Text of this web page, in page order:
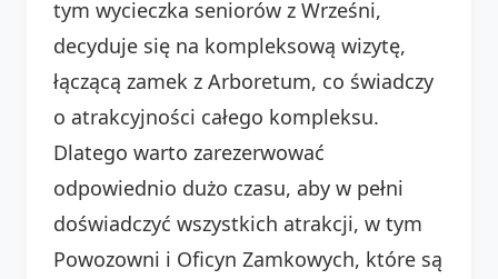
tym wycieczka seniorów z Wrześni,
decyduje się na kompleksową wizytę,
łączącą zamek z Arboretum, co świadczy
o atrakcyjności całego kompleksu.
Dlatego warto zarezerwować
odpowiednio dużo czasu, aby w pełni
doświadczyć wszystkich atrakcji, w tym
Powozowni i Oficyn Zamkowych, które są